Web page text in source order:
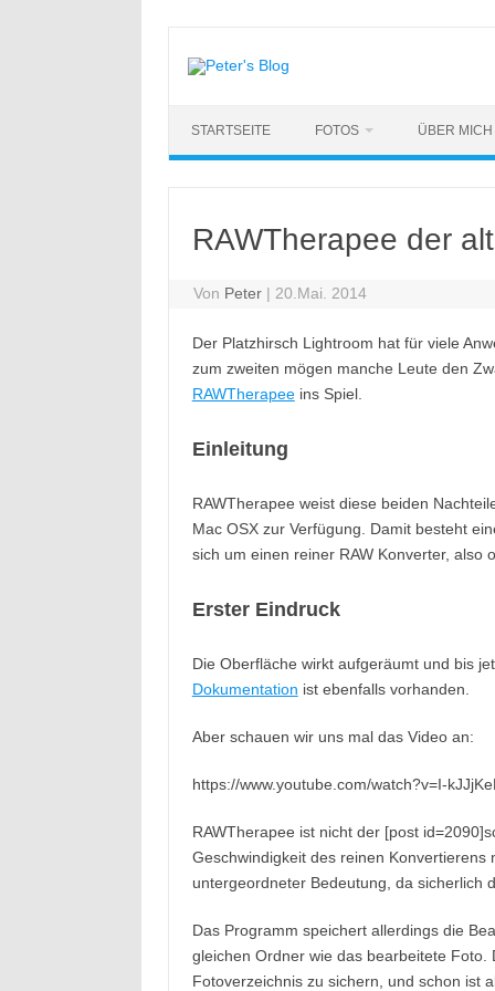
springen
STARTSEITE FOTOS ÜBER MICH
RAWTherapee der
Von Peter | 20.Mai. 2014
Der Platzhirsch Lightroom hat für viele
zum zweiten mögen manche Leute den
RAWTherapeeins Spiel.
Einleitung
RAWTherapee weist diese beiden
Mac OSX zur Verfügung. Damit besteht
sich um einen reiner RAW Konverter, also
Erster Eindruck
Die Oberfläche wirkt aufgeräumt und bis
Dokumentation ist ebenfalls vorhanden.
Aber schauen wir uns mal das Video an:
https://www.youtube.com/watch?v=I-
RAWTherapee ist nicht der [post
Geschwindigkeit des reinen
untergeordneter Bedeutung, da sicherlich
Das Programm speichert allerdings die
gleichen Ordner wie das bearbeitete
Fotoverzeichnis zu sichern, und schon ist